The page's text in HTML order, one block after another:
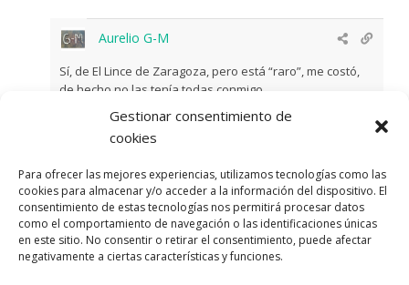
Gestionar consentimiento de
cookies
Para ofrecer las mejores experiencias, utilizamos tecnologías como las
cookies para almacenar y/o acceder a la información del dispositivo. El
consentimiento de estas tecnologías nos permitirá procesar datos
como el comportamiento de navegación o las identificaciones únicas
en este sitio. No consentir o retirar el consentimiento, puede afectar
negativamente a ciertas características y funciones.
Aurelio G-M
Sí, de El Lince de Zaragoza, pero está “raro”, me costó,
de hecho no las tenía todas conmigo…
0
0
5 años atrás